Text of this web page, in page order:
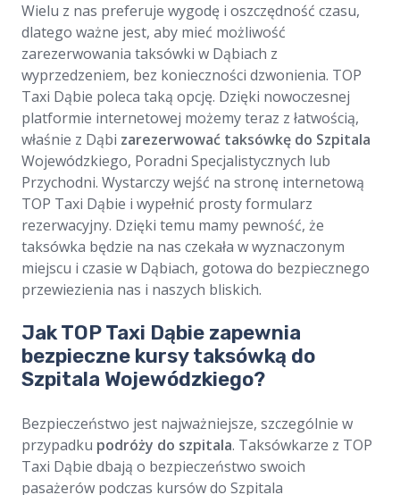
Wielu z nas preferuje wygodę i oszczędność czasu,
dlatego ważne jest, aby mieć możliwość
zarezerwowania taksówki w Dąbiach z
wyprzedzeniem, bez konieczności dzwonienia. TOP
Taxi Dąbie poleca taką opcję. Dzięki nowoczesnej
platformie internetowej możemy teraz z łatwością,
właśnie z Dąbi zarezerwować taksówkę do Szpitala
Wojewódzkiego, Poradni Specjalistycznych lub
Przychodni. Wystarczy wejść na stronę internetową
TOP Taxi Dąbie i wypełnić prosty formularz
rezerwacyjny. Dzięki temu mamy pewność, że
taksówka będzie na nas czekała w wyznaczonym
miejscu i czasie w Dąbiach, gotowa do bezpiecznego
przewiezienia nas i naszych bliskich.
Jak TOP Taxi Dąbie zapewnia
bezpieczne kursy taksówką do
Szpitala Wojewódzkiego?
Bezpieczeństwo jest najważniejsze, szczególnie w
przypadku podróży do szpitala. Taksówkarze z TOP
Taxi Dąbie dbają o bezpieczeństwo swoich
pasażerów podczas kursów do Szpitala